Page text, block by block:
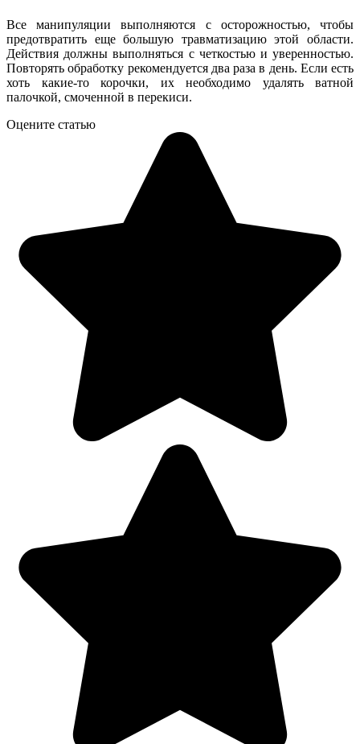
Все манипуляции выполняются с осторожностью, чтобы
предотвратить еще большую травматизацию этой области.
Действия должны выполняться с четкостью и уверенностью.
Повторять обработку рекомендуется два раза в день. Если есть
хоть какие-то корочки, их необходимо удалять ватной
палочкой, смоченной в перекиси.
Оцените статью